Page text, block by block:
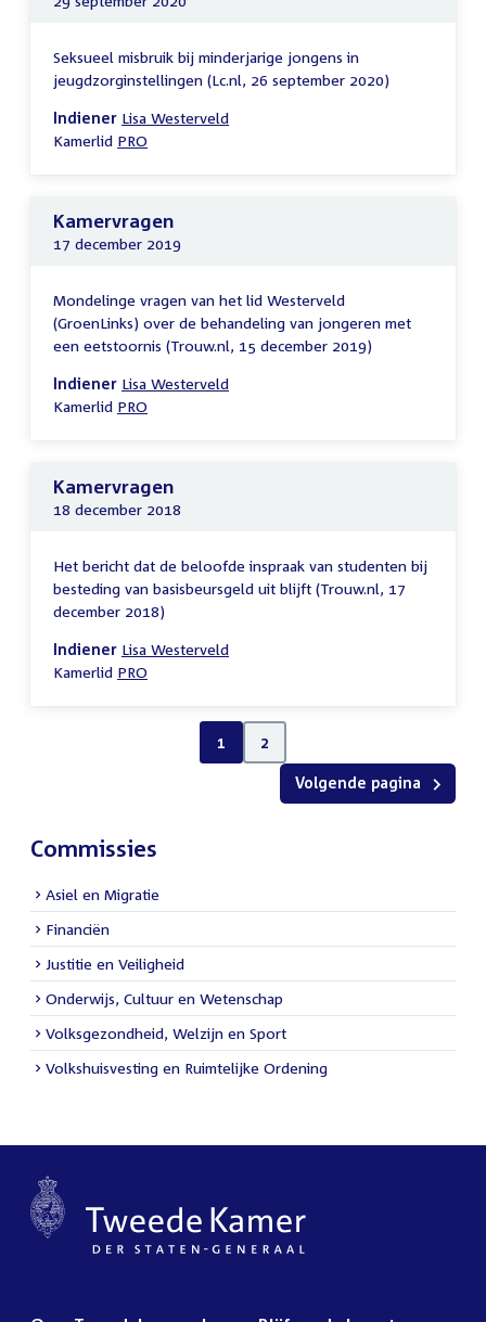
Seksueel misbruik bij minderjarige jongens in
jeugdzorginstellingen (Lc.nl, 26 september 2020)
Indiener Lisa Westerveld
Kamerlid PRO
Kamervragen
17 december 2019
Mondelinge vragen van het lid Westerveld
(GroenLinks) over de behandeling van jongeren met
een eetstoornis (Trouw.nl, 15 december 2019)
Indiener Lisa Westerveld
Kamerlid PRO
Kamervragen
18 december 2018
Het bericht dat de beloofde inspraak van studenten bij
besteding van basisbeursgeld uit blijft (Trouw.nl, 17
december 2018)
Indiener Lisa Westerveld
Kamerlid PRO
1 2
Volgende pagina
Commissies
Asiel en Migratie
Financiën
Justitie en Veiligheid
Onderwijs, Cultuur en Wetenschap
Volksgezondheid, Welzijn en Sport
Volkshuisvesting en Ruimtelijke Ordening